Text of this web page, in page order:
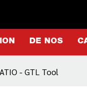
DE NOS
- GTL Tool